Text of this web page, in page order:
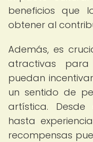
beneficios que
obtener al
Además, es
atractivas
puedan
un sentido de
artística.
hasta
recompensas